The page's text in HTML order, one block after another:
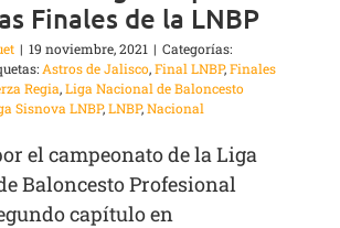
Finales de la LNBP
| 19 noviembre, 2021 | Categorías:
Astros de Jalisco,Final LNBP,Finales
Regia,Liga Nacional de Baloncesto
Sisnova LNBP,LNBP,Nacional
el campeonato de la Liga
Baloncesto Profesional
capítulo en